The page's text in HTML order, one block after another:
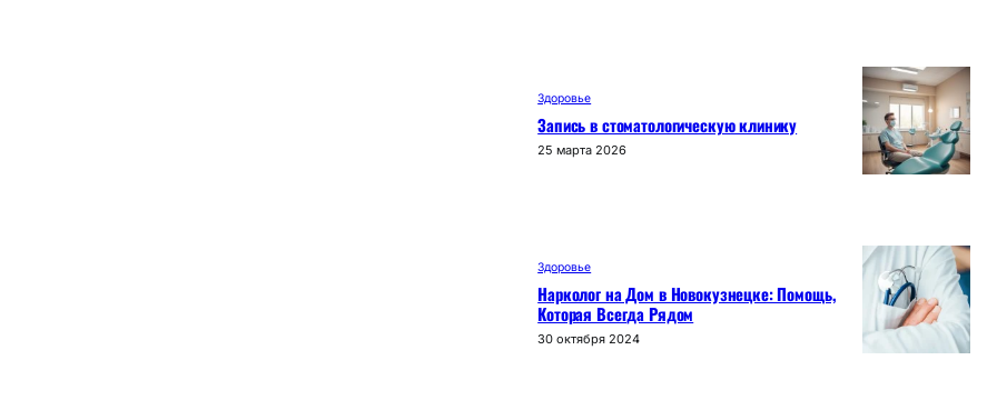
Здоровье
Запись в стоматологическую клинику
25 марта 2026
Здоровье
Нарколог на Дом в Новокузнецке: Помощь,
Которая Всегда Рядом
30 октября 2024